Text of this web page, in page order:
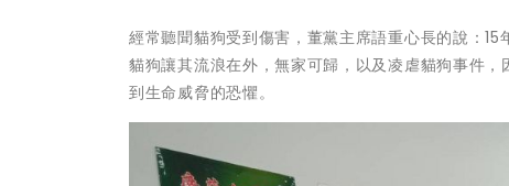
經常聽聞貓狗受到傷害，董黨主席語重心長的說：
貓狗讓其流浪在外，無家可歸，以及凌虐貓狗事件
到生命威脅的恐懼。